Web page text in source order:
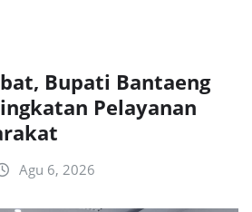
Bupati Bantaeng
Pelayanan
Agu 6, 2026